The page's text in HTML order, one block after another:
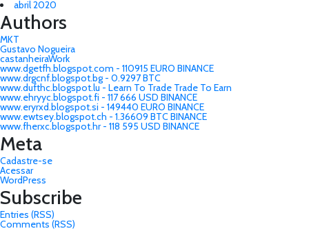
abril 2020
Authors
MKT
Gustavo Nogueira
castanheiraWork
www.dgetfh.blogspot.com - 110915 EURO BINANCE
www.drgcnf.blogspot.bg - 0.9297 BTC
www.dufthc.blogspot.lu - Learn To Trade Trade To Earn
www.ehryyc.blogspot.fi - 117 666 USD BINANCE
www.eryrxd.blogspot.si - 149440 EURO BINANCE
www.ewtsey.blogspot.ch - 1.36609 BTC BINANCE
www.fherxc.blogspot.hr - 118 595 USD BINANCE
Meta
Cadastre-se
Acessar
WordPress
Subscribe
Entries (RSS)
Comments (RSS)